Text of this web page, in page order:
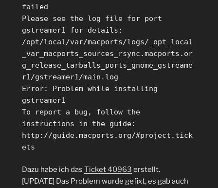
failed
Please see the log file for port
gstreamer1 for details:
/opt/local/var/macports/logs/_opt_local
_var_macports_sources_rsync.macports.or
g_release_tarballs_ports_gnome_gstreame
r1/gstreamer1/main.log
Error: Problem while installing
gstreamer1
To report a bug, follow the
instructions in the guide:
http://guide.macports.org/#project.tick
ets
Dazu habe ich das Ticket 40963 erstellt.
[UPDATE] Das Problem wurde gefixt, es gab auch